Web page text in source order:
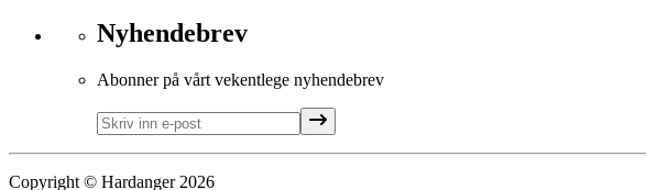
Nyhendebrev
Abonner på vårt vekentlege nyhendebrev
Copyright © Hardanger 2026